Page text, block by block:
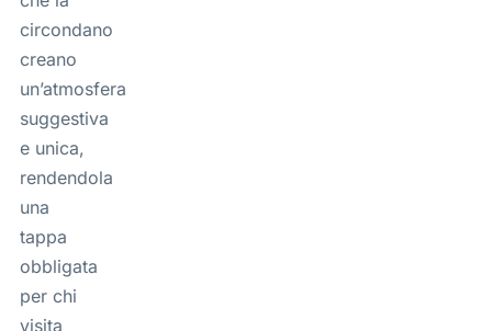
circondano
creano
un’atmosfera
suggestiva
e unica,
rendendola
una
tappa
obbligata
per chi
visita